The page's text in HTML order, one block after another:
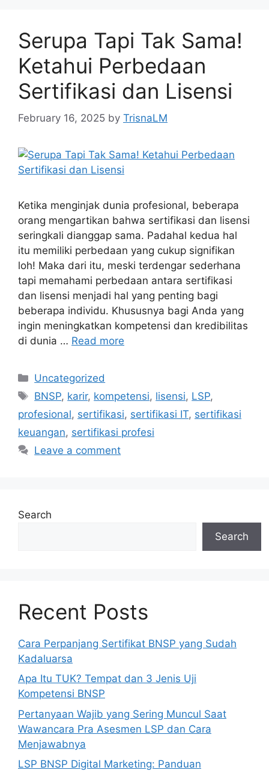
Serupa Tapi Tak Sama!
Ketahui Perbedaan
Sertifikasi dan Lisensi
February 16, 2025 by TrisnaLM
Ketika menginjak dunia profesional, beberapa
orang mengartikan bahwa sertifikasi dan lisensi
seringkali dianggap sama. Padahal kedua hal
itu memiliki perbedaan yang cukup signifikan
loh! Maka dari itu, meski terdengar sederhana
tapi memahami perbedaan antara sertifikasi
dan lisensi menjadi hal yang penting bagi
beberapa individu. Khususnya bagi Anda yang
ingin meningkatkan kompetensi dan kredibilitas
di dunia … Read more
Uncategorized
BNSP, karir, kompetensi, lisensi, LSP,
profesional, sertifikasi, sertifikasi IT, sertifikasi
keuangan, sertifikasi profesi
Leave a comment
Search
Search
Recent Posts
Cara Perpanjang Sertifikat BNSP yang Sudah
Kadaluarsa
Apa Itu TUK? Tempat dan 3 Jenis Uji
Kompetensi BNSP
Pertanyaan Wajib yang Sering Muncul Saat
Wawancara Pra Asesmen LSP dan Cara
Menjawabnya
LSP BNSP Digital Marketing: Panduan